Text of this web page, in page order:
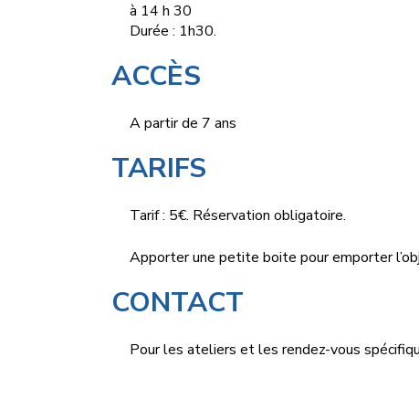
à 14 h 30
Durée : 1h30.
ACCÈS
A partir de 7 ans
TARIFS
Tarif : 5€. Réservation obligatoire.
Apporter une petite boite pour emporter
CONTACT
Pour les ateliers et les rendez-vous